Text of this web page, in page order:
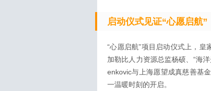
启动仪式见证“心愿启航”
“心愿启航”项目启动仪式上，
加勒比人力资源总监杨硕、“海
enkovic与上海愿望成真慈善基
一温暖时刻的开启。